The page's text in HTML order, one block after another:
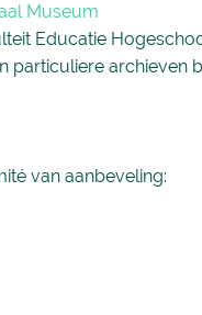
Museum
Educatie
particuliere archieven
van aanbeveling: